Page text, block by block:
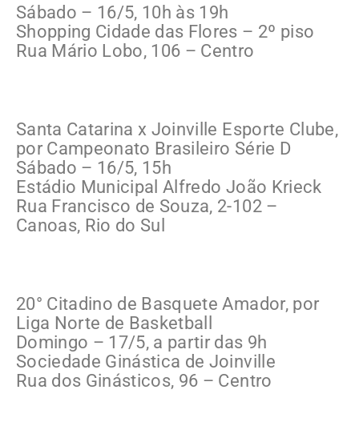
Sábado – 16/5, 10h às 19h
Shopping Cidade das Flores – 2º piso
Rua Mário Lobo, 106 – Centro
Santa Catarina x Joinville Esporte Clube,
por Campeonato Brasileiro Série D
Sábado – 16/5, 15h
Estádio Municipal Alfredo João Krieck
Rua Francisco de Souza, 2-102 –
Canoas, Rio do Sul
20° Citadino de Basquete Amador, por
Liga Norte de Basketball
Domingo – 17/5, a partir das 9h
Sociedade Ginástica de Joinville
Rua dos Ginásticos, 96 – Centro